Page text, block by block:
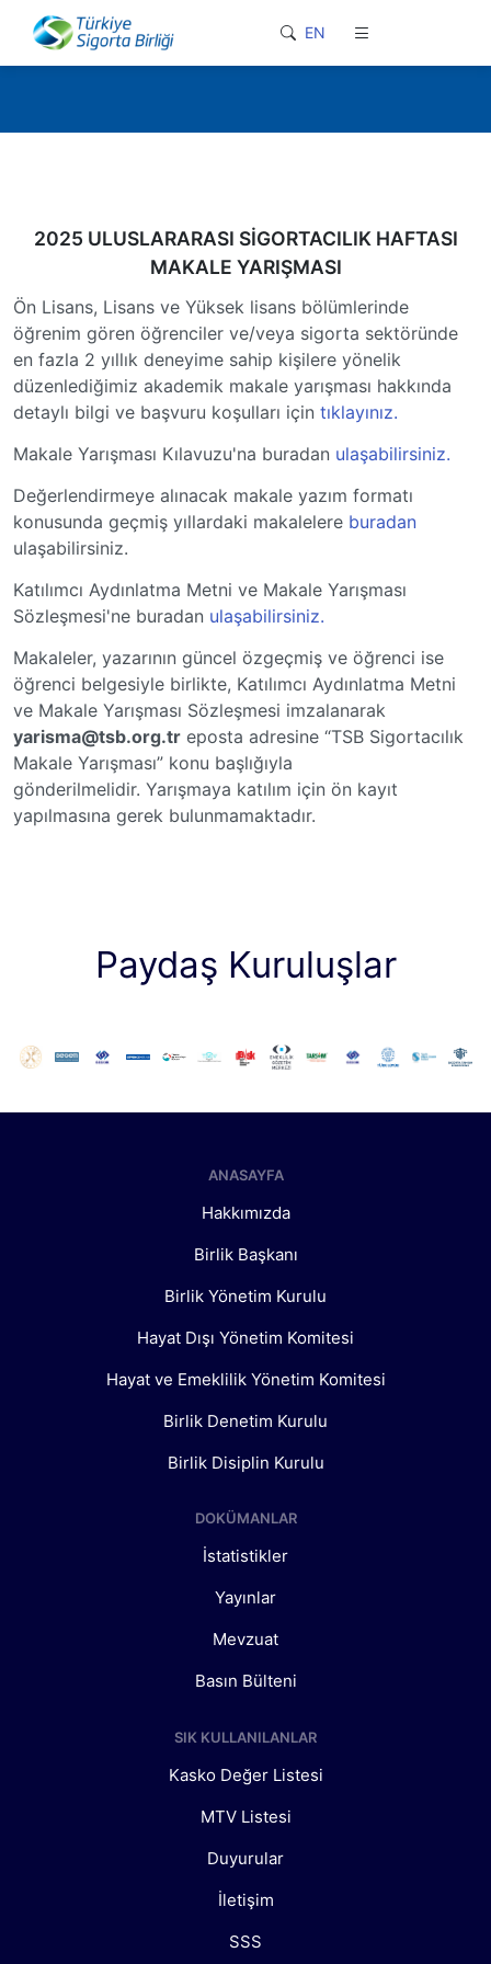
loader-typing
EN
2025 ULUSLARARASI SİGORTACILIK HAFTASI
MAKALE YARIŞMASI
Ön Lisans, Lisans ve Yüksek lisans bölümlerinde
öğrenim gören öğrenciler ve/veya sigorta sektöründe
en fazla 2 yıllık deneyime sahip kişilere yönelik
düzenlediğimiz akademik makale yarışması hakkında
detaylı bilgi ve başvuru koşulları için tıklayınız.
Makale Yarışması Kılavuzu'na buradan ulaşabilirsiniz.
Değerlendirmeye alınacak makale yazım formatı
konusunda geçmiş yıllardaki makalelere buradan
ulaşabilirsiniz.
Katılımcı Aydınlatma Metni ve Makale Yarışması
Sözleşmesi'ne buradan ulaşabilirsiniz.
Makaleler, yazarının güncel özgeçmiş ve öğrenci ise
öğrenci belgesiyle birlikte, Katılımcı Aydınlatma Metni
ve Makale Yarışması Sözleşmesi imzalanarak
yarisma@tsb.org.tr eposta adresine “TSB Sigortacılık
Makale Yarışması” konu başlığıyla
gönderilmelidir. Yarışmaya katılım için ön kayıt
yapılmasına gerek bulunmamaktadır.
Paydaş Kuruluşlar
ANASAYFA
Hakkımızda
Birlik Başkanı
Birlik Yönetim Kurulu
Hayat Dışı Yönetim Komitesi
Hayat ve Emeklilik Yönetim Komitesi
Birlik Denetim Kurulu
Birlik Disiplin Kurulu
DOKÜMANLAR
İstatistikler
Yayınlar
Mevzuat
Basın Bülteni
SIK KULLANILANLAR
Kasko Değer Listesi
MTV Listesi
Duyurular
İletişim
SSS